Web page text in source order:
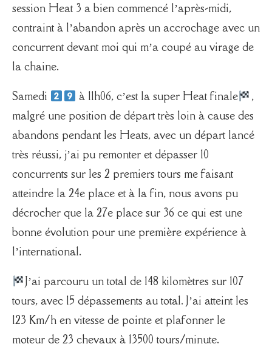
session Heat 3 a bien commencé l’après-midi,
contraint à l’abandon après un accrochage avec un
concurrent devant moi qui m’a coupé au virage de
la chaine.
Samedi à 11h06, c’est la super Heat finale
,
malgré une position de départ très loin à cause des
abandons pendant les Heats, avec un départ lancé
très réussi, j’ai pu remonter et dépasser 10
concurrents sur les 2 premiers tours me faisant
atteindre la 24e place et à la fin, nous avons pu
décrocher que la 27e place sur 36 ce qui est une
bonne évolution pour une première expérience à
l’international.
J’ai parcouru un total de 148 kilomètres sur 107
tours, avec 15 dépassements au total. J’ai atteint les
123 Km/h en vitesse de pointe et plafonner le
moteur de 23 chevaux à 13500 tours/minute.